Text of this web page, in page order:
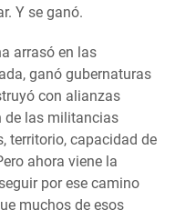
Y se ganó.
arrasó en las
ganó gubernaturas
con alianzas
de las militancias
territorio, capacidad de
ahora viene la
por ese camino
muchos de esos